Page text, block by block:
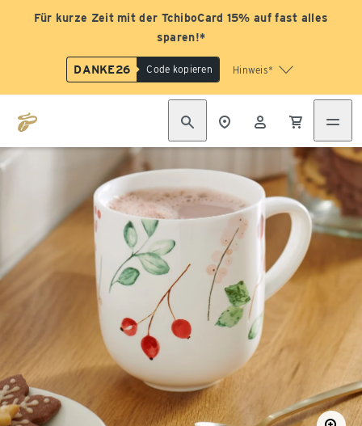
Für kurze Zeit mit der TchiboCard 15% auf fast alles
sparen!*
DANKE26 Code kopieren Hinweis*